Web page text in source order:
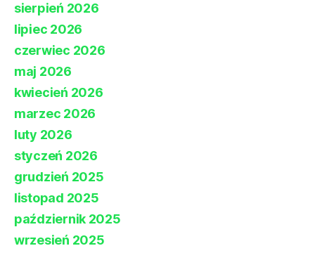
sierpień 2026
lipiec 2026
czerwiec 2026
maj 2026
kwiecień 2026
marzec 2026
luty 2026
styczeń 2026
grudzień 2025
listopad 2025
październik 2025
wrzesień 2025